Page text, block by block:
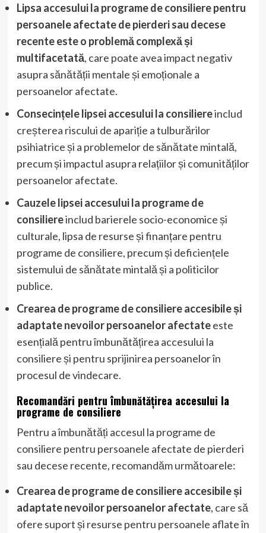
Lipsa accesului la programe de consiliere pentru
persoanele afectate de pierderi sau decese
recente este o problemă complexă și
multifacetată, care poate avea impact negativ
asupra sănătății mentale și emoționale a
persoanelor afectate.
Consecințele lipsei accesului la consiliereinclud
creșterea riscului de apariție a tulburărilor
psihiatrice și a problemelor de sănătate mintală,
precum și impactul asupra relațiilor și comunităților
persoanelor afectate.
Cauzele lipsei accesului la programe de
consiliereinclud barierele socio-economice și
culturale, lipsa de resurse și finanțare pentru
programe de consiliere, precum și deficiențele
sistemului de sănătate mintală și a politicilor
publice.
Crearea de programe de consiliere accesibile și
adaptate nevoilor persoanelor afectateeste
esențială pentru îmbunătățirea accesului la
consiliere și pentru sprijinirea persoanelor în
procesul de vindecare.
Recomandări pentru îmbunătățirea accesului la
programe de consiliere
Pentru a îmbunătăți accesul la programe de
consiliere pentru persoanele afectate de pierderi
sau decese recente, recomandăm următoarele:
Crearea de programe de consiliere accesibile și
adaptate nevoilor persoanelor afectate, care să
ofere suport și resurse pentru persoanele aflate în